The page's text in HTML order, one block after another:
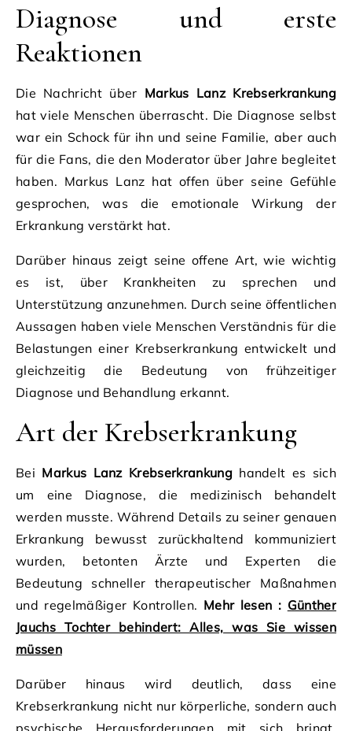
Diagnose und erste
Reaktionen
Die Nachricht über Markus Lanz Krebserkrankung
hat viele Menschen überrascht. Die Diagnose selbst
war ein Schock für ihn und seine Familie, aber auch
für die Fans, die den Moderator über Jahre begleitet
haben. Markus Lanz hat offen über seine Gefühle
gesprochen, was die emotionale Wirkung der
Erkrankung verstärkt hat.
Darüber hinaus zeigt seine offene Art, wie wichtig
es ist, über Krankheiten zu sprechen und
Unterstützung anzunehmen. Durch seine öffentlichen
Aussagen haben viele Menschen Verständnis für die
Belastungen einer Krebserkrankung entwickelt und
gleichzeitig die Bedeutung von frühzeitiger
Diagnose und Behandlung erkannt.
Art der Krebserkrankung
Bei Markus Lanz Krebserkrankunghandelt es sich
um eine Diagnose, die medizinisch behandelt
werden musste. Während Details zu seiner genauen
Erkrankung bewusst zurückhaltend kommuniziert
wurden, betonten Ärzte und Experten die
Bedeutung schneller therapeutischer Maßnahmen
und regelmäßiger Kontrollen. Mehr lesen : Günther
Jauchs Tochter behindert: Alles, was Sie wissen
müssen
Darüber hinaus wird deutlich, dass eine
Krebserkrankung nicht nur körperliche, sondern auch
psychische Herausforderungen mit sich bringt.